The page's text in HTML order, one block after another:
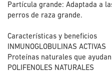
Partícula grande: Adaptada a
perros de raza grande.
Características y beneficios
INMUNOGLOBULINAS ACTIVAS
Proteínas naturales que
POLIFENOLES NATURALES